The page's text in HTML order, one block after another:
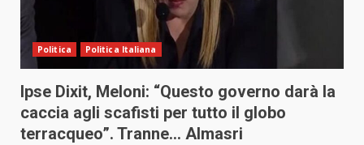
Politica Politica Italiana
Ipse Dixit, Meloni: “Questo governo darà la
caccia agli scafisti per tutto il globo
terracqueo”. Tranne… Almasri